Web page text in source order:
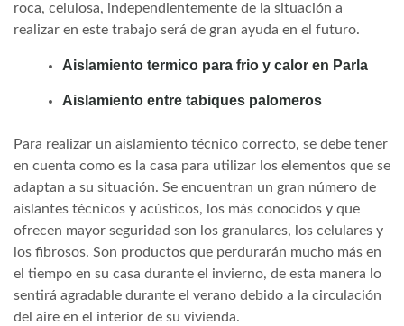
roca, celulosa, independientemente de la situación a
realizar en este trabajo será de gran ayuda en el futuro.
Aislamiento termico para frio y calor en Parla
Aislamiento entre tabiques palomeros
Para realizar un aislamiento técnico correcto, se debe tener
en cuenta como es la casa para utilizar los elementos que se
adaptan a su situación. Se encuentran un gran número de
aislantes técnicos y acústicos, los más conocidos y que
ofrecen mayor seguridad son los granulares, los celulares y
los fibrosos. Son productos que perdurarán mucho más en
el tiempo en su casa durante el invierno, de esta manera lo
sentirá agradable durante el verano debido a la circulación
del aire en el interior de su vivienda.